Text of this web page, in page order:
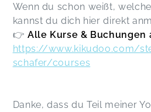
Wenn du schon weißt,
kannst du dich hier direkt
👉 Alle Kurse & Buchungen
https://www.kikudoo.com/
schafer/courses
Danke, dass du Teil meiner